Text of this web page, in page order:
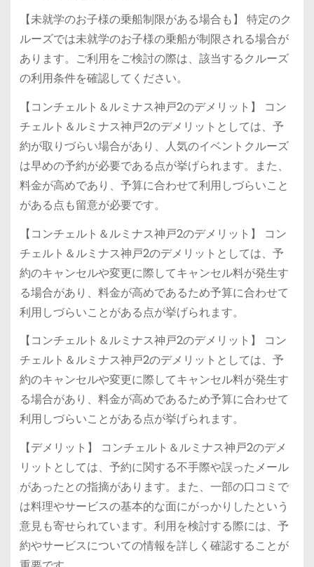
【未就学のお子様の乗船制限がある場合も】 特定のク
ルーズでは未就学のお子様の乗船が制限される場合が
あります。ご利用をご検討の際は、該当するクルーズ
の利用条件を確認してください。
【コンチェルト＆ルミナス神戸2のデメリット】 コン
チェルト＆ルミナス神戸2のデメリットとしては、予
約が取りづらい場合があり、人気のイベントクルーズ
は早めの予約が必要である点が挙げられます。また、
料金が高めであり、予算に合わせて利用しづらいこと
がある点も留意が必要です。
【コンチェルト＆ルミナス神戸2のデメリット】 コン
チェルト＆ルミナス神戸2のデメリットとしては、予
約のキャンセルや変更に際してキャンセル料が発生す
る場合があり、料金が高めであるため予算に合わせて
利用しづらいことがある点が挙げられます。
【コンチェルト＆ルミナス神戸2のデメリット】 コン
チェルト＆ルミナス神戸2のデメリットとしては、予
約のキャンセルや変更に際してキャンセル料が発生す
る場合があり、料金が高めであるため予算に合わせて
利用しづらいことがある点が挙げられます。
【デメリット】 コンチェルト＆ルミナス神戸2のデメ
リットとしては、予約に関する不手際や誤ったメール
があったとの指摘があります。また、一部の口コミで
は料理やサービスの基本的な面にがっかりしたという
意見も寄せられています。利用を検討する際には、予
約やサービスについての情報を詳しく確認することが